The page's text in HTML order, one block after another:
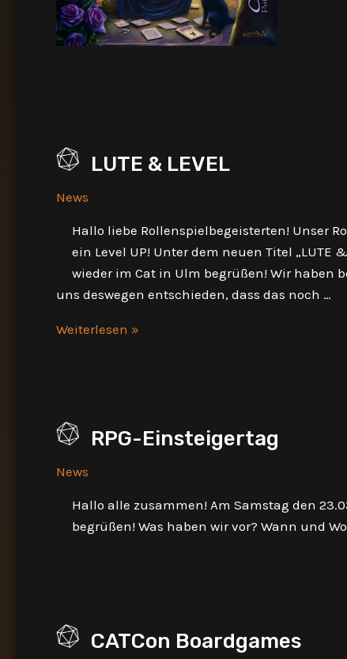
LUTE & LEVEL
News
Hallo liebe Rollenspielbegeisterten! Unser
ein Level UP! Unter dem neuen Titel „LUTE
wieder im Cat in Ulm begrüßen! Wir haben
uns deswegen entschieden, dass das noch …
LUTE
Weiterlesen »
RPG-Einsteigertag
News
Hallo alle zusammen! Am Samstag den
begrüßen! Was haben wir vor? Wann und
CATCon Boardgames